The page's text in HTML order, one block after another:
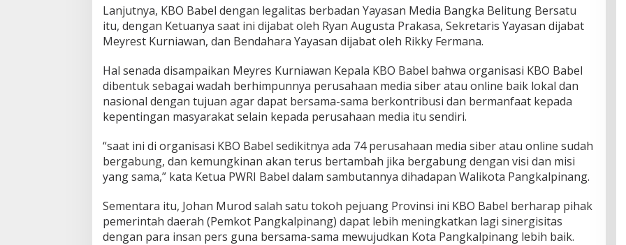
a
n
l
n
e
B
a
n
k
a
B
e
i
t
u
Lanjutnya, KBO Babel dengan legalitas berbadan Yayasan Media Bangka Belitung Bersatu
itu, dengan Ketuanya saat ini dijabat oleh Ryan Augusta Prakasa, Sekretaris Yayasan dijabat
Meyrest Kurniawan, dan Bendahara Yayasan dijabat oleh Rikky Fermana.
Hal senada disampaikan Meyres Kurniawan Kepala KBO Babel bahwa organisasi KBO Babel
dibentuk sebagai wadah berhimpunnya perusahaan media siber atau online baik lokal dan
nasional dengan tujuan agar dapat bersama-sama berkontribusi dan bermanfaat kepada
kepentingan masyarakat selain kepada perusahaan media itu sendiri.
“saat ini di organisasi KBO Babel sedikitnya ada 74 perusahaan media siber atau online sudah
bergabung, dan kemungkinan akan terus bertambah jika bergabung dengan visi dan misi
yang sama,” kata Ketua PWRI Babel dalam sambutannya dihadapan Walikota Pangkalpinang.
Sementara itu, Johan Murod salah satu tokoh pejuang Provinsi ini KBO Babel berharap pihak
pemerintah daerah (Pemkot Pangkalpinang) dapat lebih meningkatkan lagi sinergisitas
dengan para insan pers guna bersama-sama mewujudkan Kota Pangkalpinang lebih baik.